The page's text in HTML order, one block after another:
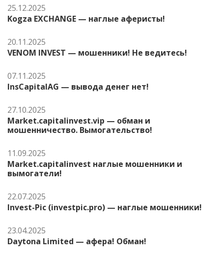
25.12.2025
Kogza EXCHANGE — наглые аферисты!
20.11.2025
VENOM INVEST — мошенники! Не ведитесь!
07.11.2025
InsCapitalAG — вывода денег нет!
27.10.2025
Market.capitalinvest.vip — обман и
мошенничество. Вымогательство!
11.09.2025
Market.capitalinvest наглые мошенники и
вымогатели!
22.07.2025
Invest-Pic (investpic.pro) — наглые мошенники!
23.04.2025
Daytona Limited — афера! Обман!